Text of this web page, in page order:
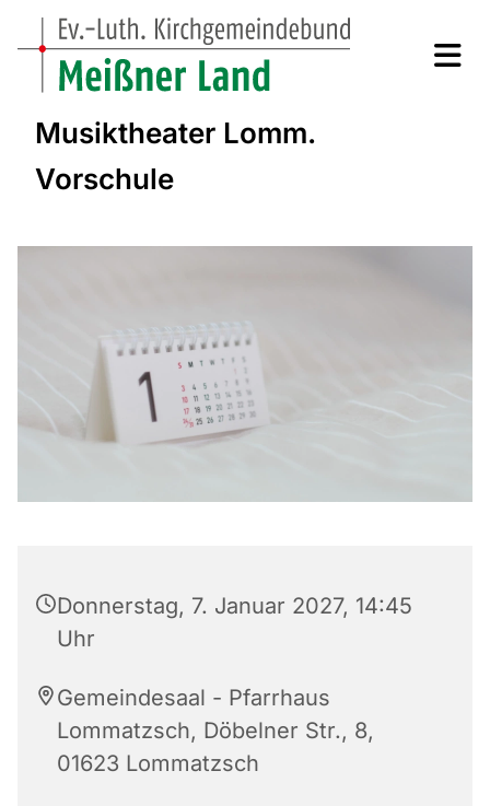
Musiktheater Lomm.
Vorschule
Donnerstag, 7. Januar 2027, 14:45
Uhr
Gemeindesaal - Pfarrhaus
Lommatzsch, Döbelner Str., 8,
01623 Lommatzsch